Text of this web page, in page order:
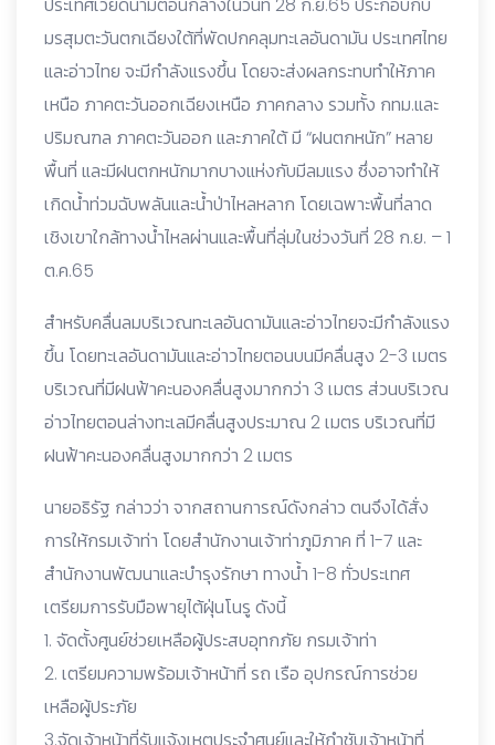
มรสุมตะวันตกเฉียงใต้ที่พัดปกคลุมทะเลอันดามัน ประเทศไทย
และอ่าวไทย จะมีกำลังแรงขึ้น โดยจะส่งผลกระทบทำให้ภาค
เหนือ ภาคตะวันออกเฉียงเหนือ ภาคกลาง รวมทั้ง กทม.และ
ปริมณฑล ภาคตะวันออก และภาคใต้ มี “ฝนตกหนัก” หลาย
พื้นที่ และมีฝนตกหนักมากบางแห่งกับมีลมแรง ซึ่งอาจทำให้
เกิดน้ำท่วมฉับพลันและน้ำป่าไหลหลาก โดยเฉพาะพื้นที่ลาด
เชิงเขาใกล้ทางน้ำไหลผ่านและพื้นที่ลุ่มในช่วงวันที่ 28 ก.ย. – 1
ต.ค.65
สำหรับคลื่นลมบริเวณทะเลอันดามันและอ่าวไทยจะมีกำลังแรง
ขึ้น โดยทะเลอันดามันและอ่าวไทยตอนบนมีคลื่นสูง 2-3 เมตร
บริเวณที่มีฝนฟ้าคะนองคลื่นสูงมากกว่า 3 เมตร ส่วนบริเวณ
อ่าวไทยตอนล่างทะเลมีคลื่นสูงประมาณ 2 เมตร บริเวณที่มี
ฝนฟ้าคะนองคลื่นสูงมากกว่า 2 เมตร
นายอธิรัฐ กล่าวว่า จากสถานการณ์ดังกล่าว ตนจึงได้สั่ง
การให้กรมเจ้าท่า โดยสำนักงานเจ้าท่าภูมิภาค ที่ 1-7 และ
สำนักงานพัฒนาและบำรุงรักษา ทางน้ำ 1-8 ทั่วประเทศ
เตรียมการรับมือพายุไต้ฝุ่นโนรู ดังนี้
1. จัดตั้งศูนย์ช่วยเหลือผู้ประสบอุทกภัย กรมเจ้าท่า
2. เตรียมความพร้อมเจ้าหน้าที่ รถ เรือ อุปกรณ์การช่วย
เหลือผู้ประภัย
3.จัดเจ้าหน้าที่รับแจ้งเหตุประจำศูนย์และให้กำชับเจ้าหน้าที่